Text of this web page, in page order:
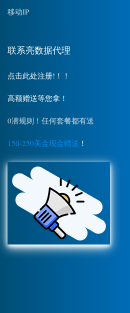
移动IP
联系亮数据代理
点击此处注册!！！
高额赠送等您拿！
0潜规则！任何套餐都有送
150-250美金现金赠送 ！